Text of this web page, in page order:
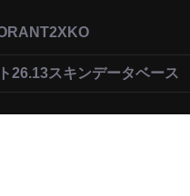
2XKO
26.13スキンデータベース